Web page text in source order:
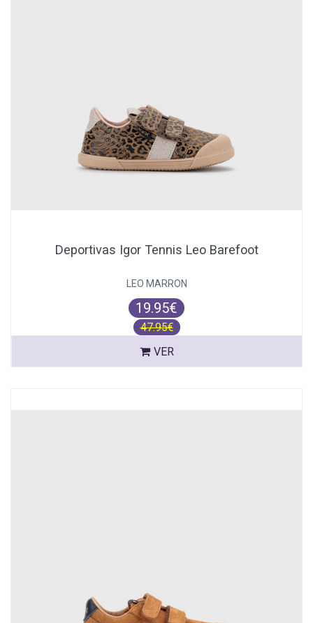
Deportivas Igor Tennis Leo Barefoot
LEO MARRON
19.95€
47.95€
VER